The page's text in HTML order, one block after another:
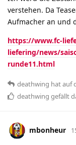
verstehen. Da
Aufmacher an und
https://www.fc-
liefering/news/
runde11.html
deathwing hatauf
deathwing gefällt
mbonheur